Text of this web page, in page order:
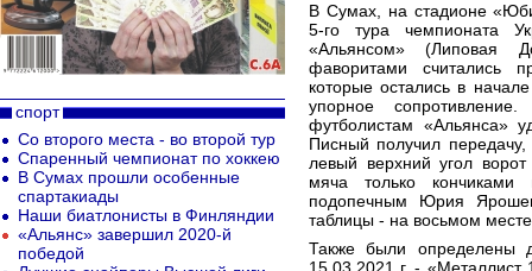
В Сумах, на стадионе
5-го тура чемпионата
«Альянсом» (Липовая
фаворитами считались
которые остались в
упорное
футболистам «Альянса»
Писный получил
левый верхний угол
мяча только
подопечным Юрия
таблицы - на восьмом
Также были определены
спорт
Со второго места - во второй тур
Спаренный чемпионат по хоккею
В Сумах прошли особенные
спартакиады
Наши биатлонисты в Финляндии
«Альянс» завершил 2020-й
победой